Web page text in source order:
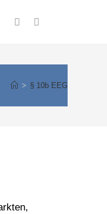
> § 10b EEG